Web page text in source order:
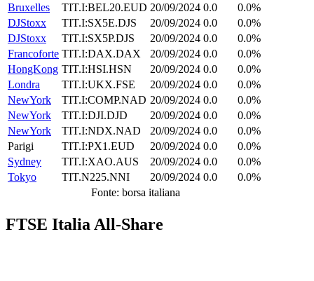
Bruxelles
TIT.I:BEL20.EUD 20/09/2024 0.0
0.0%
DJStoxx
TIT.I:SX5E.DJS 20/09/2024 0.0
0.0%
DJStoxx
TIT.I:SX5P.DJS 20/09/2024 0.0
0.0%
Francoforte TIT.I:DAX.DAX 20/09/2024 0.0
0.0%
HongKong TIT.I:HSI.HSN 20/09/2024 0.0
0.0%
Londra
TIT.I:UKX.FSE 20/09/2024 0.0
0.0%
NewYork
TIT.I:COMP.NAD 20/09/2024 0.0
0.0%
NewYork
TIT.I:DJI.DJD 20/09/2024 0.0
0.0%
NewYork
TIT.I:NDX.NAD 20/09/2024 0.0
0.0%
Parigi
TIT.I:PX1.EUD 20/09/2024 0.0
0.0%
Sydney
TIT.I:XAO.AUS 20/09/2024 0.0
0.0%
Tokyo
TIT.N225.NNI 20/09/2024 0.0
0.0%
Fonte: borsa italiana
FTSE Italia All-Share